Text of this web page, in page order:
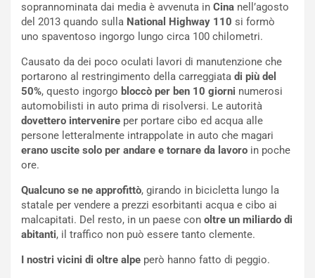
soprannominata dai media è avvenuta in Cina nell’agosto
del 2013 quando sulla National Highway 110 si formò
uno spaventoso ingorgo lungo circa 100 chilometri.
Causato da dei poco oculati lavori di manutenzione che
portarono al restringimento della carreggiata di più del
50%, questo ingorgo bloccò per ben 10 giorni numerosi
automobilisti in auto prima di risolversi. Le autorità
dovettero intervenire per portare cibo ed acqua alle
persone letteralmente intrappolate in auto che magari
erano uscite solo per andare e tornare da lavoro in poche
ore.
Qualcuno se ne approfittò, girando in bicicletta lungo la
statale per vendere a prezzi esorbitanti acqua e cibo ai
malcapitati. Del resto, in un paese con oltre un miliardo di
abitanti, il traffico non può essere tanto clemente.
I nostri vicini di oltre alpe però hanno fatto di peggio.
e
P
O
W
E
R
S
a
b
s
c
u